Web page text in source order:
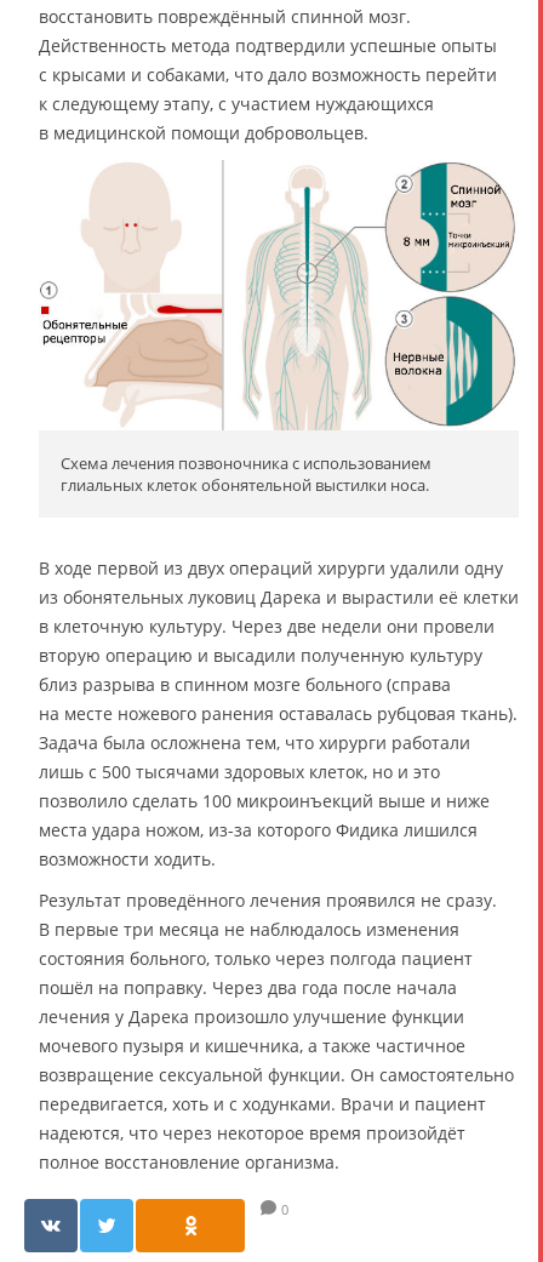
восстановить повреждённый спинной мозг.
Действенность метода подтвердили успешные опыты
с крысами и собаками, что дало возможность перейти
к следующему этапу, с участием нуждающихся
в медицинской помощи добровольцев.
Схема лечения позвоночника с использованием
глиальных клеток обонятельной выстилки носа.
В ходе первой из двух операций хирурги удалили одну
из обонятельных луковиц Дарека и вырастили её клетки
в клеточную культуру. Через две недели они провели
вторую операцию и высадили полученную культуру
близ разрыва в спинном мозге больного (справа
на месте ножевого ранения оставалась рубцовая ткань).
Задача была осложнена тем, что хирурги работали
лишь с 500 тысячами здоровых клеток, но и это
позволило сделать 100 микроинъекций выше и ниже
места удара ножом, из-за которого Фидика лишился
возможности ходить.
Результат проведённого лечения проявился не сразу.
В первые три месяца не наблюдалось изменения
состояния больного, только через полгода пациент
пошёл на поправку. Через два года после начала
лечения у Дарека произошло улучшение функции
мочевого пузыря и кишечника, а также частичное
возвращение сексуальной функции. Он самостоятельно
передвигается, хоть и с ходунками. Врачи и пациент
надеются, что через некоторое время произойдёт
полное восстановление организма.
0